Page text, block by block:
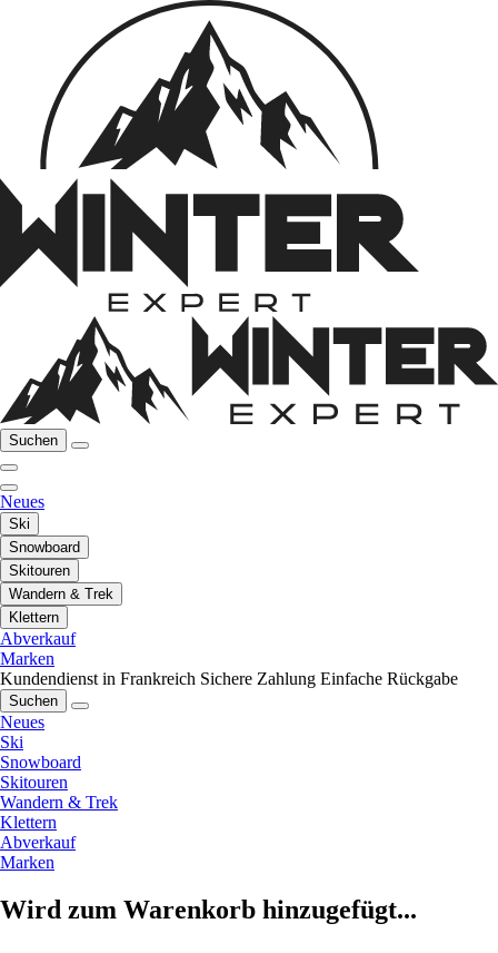
Suchen
Neues
Ski
Snowboard
Skitouren
Wandern & Trek
Klettern
Abverkauf
Marken
Kundendienst in Frankreich Sichere Zahlung Einfache Rückgabe
Suchen
Neues
Ski
Snowboard
Skitouren
Wandern & Trek
Klettern
Abverkauf
Marken
Wird zum Warenkorb hinzugefügt...